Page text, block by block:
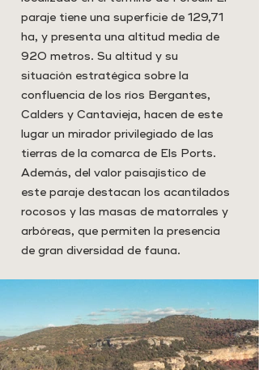
paraje tiene una superficie de 129,71
ha, y presenta una altitud media de
920 metros. Su altitud y su
situación estratégica sobre la
confluencia de los ríos Bergantes,
Calders y Cantavieja, hacen de este
lugar un mirador privilegiado de las
tierras de la comarca de Els Ports.
Además, del valor paisajístico de
este paraje destacan los acantilados
rocosos y las masas de matorrales y
arbóreas, que permiten la presencia
de gran diversidad de fauna.